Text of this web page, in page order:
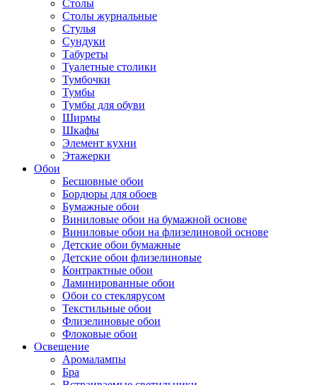
Столы
Столы журнальные
Стулья
Сундуки
Табуреты
Туалетные столики
Тумбочки
Тумбы
Тумбы для обуви
Ширмы
Шкафы
Элемент кухни
Этажерки
Обои
Бесшовные обои
Бордюры для обоев
Бумажные обои
Виниловые обои на бумажной основе
Виниловые обои на флизелиновой основе
Детские обои бумажные
Детские обои флизелиновые
Контрактные обои
Ламинированные обои
Обои со стеклярусом
Текстильные обои
Флизелиновые обои
Флоковые обои
Освещение
Аромалампы
Бра